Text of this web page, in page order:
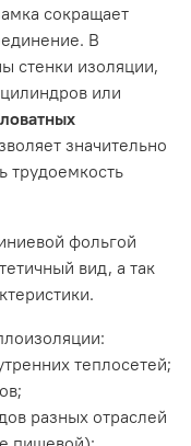
сокращает
В
стенки изоляции,
или
значительно
трудоемкость
фольгой
вид, а так
теплосетей;
разных отраслей